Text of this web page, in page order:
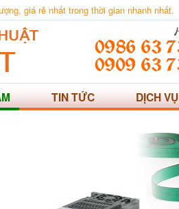
giá rẻ nhất trong thời gian nhanh nhất.
TIN TỨC DỊCH VỤ